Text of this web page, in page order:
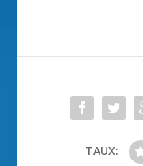
TAUX: